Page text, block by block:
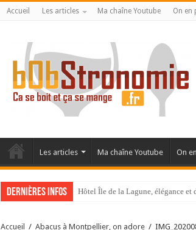
Accueil Les articles Ma chaîne Youtube On en
Les articles Ma chaîne Youtube On
Dernières infos Hôtel Île de la Lagune, élégance et
La Villa Duflot, pépite
Accueil / Abacus à Montpellier, on adore /